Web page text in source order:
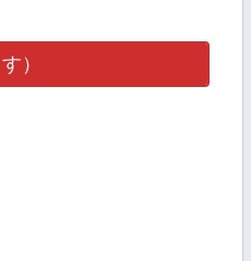
）